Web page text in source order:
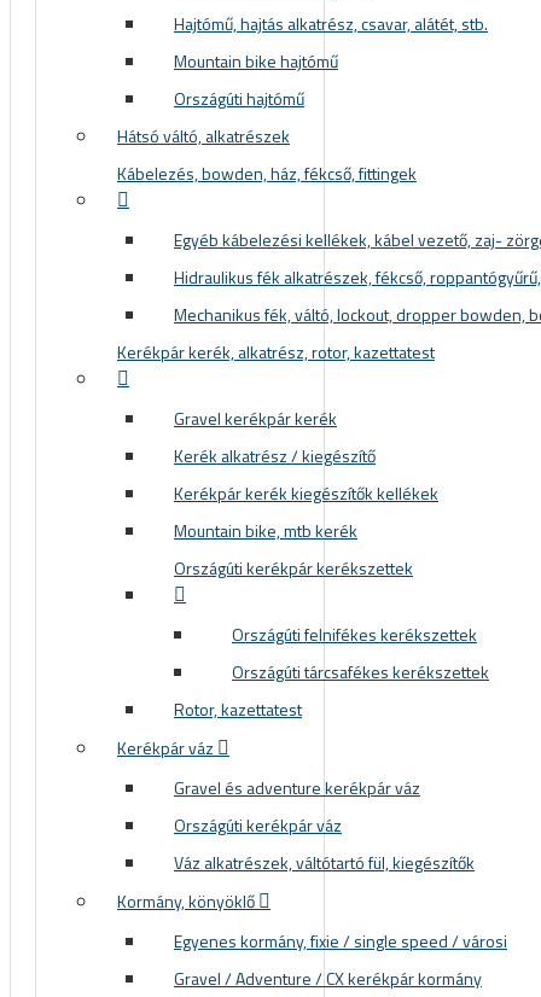
Hajtómű, hajtás alkatrész, csavar, alátét, stb.
Mountain bike hajtómű
Országúti hajtómű
Hátsó váltó, alkatrészek
Kábelezés, bowden, ház, fékcső, fittingek
Egyéb kábelezési kellékek, kábel vezető, zaj-
Hidraulikus fék alkatrészek, fékcső,
Mechanikus fék, váltó, lockout, dropper bowden,
Kerékpár kerék, alkatrész, rotor, kazettatest
Gravel kerékpár kerék
Kerék alkatrész / kiegészítő
Kerékpár kerék kiegészítők kellékek
Mountain bike, mtb kerék
Országúti kerékpár kerékszettek
Országúti felnifékes kerékszettek
Országúti tárcsafékes kerékszettek
Rotor, kazettatest
Kerékpár váz
Gravel és adventure kerékpár váz
Országúti kerékpár váz
Váz alkatrészek, váltótartó fül, kiegészítők
Kormány, könyöklő
Egyenes kormány, fixie / single speed / városi
Gravel / Adventure / CX kerékpár kormány